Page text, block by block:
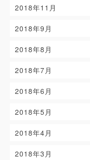
2018年11月
2018年9月
2018年8月
2018年7月
2018年6月
2018年5月
2018年4月
2018年3月